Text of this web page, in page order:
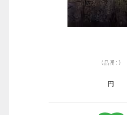
（品番：）
円